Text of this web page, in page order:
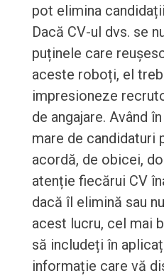
pot elimina
Dacă CV-ul dvs. se
puținele care
aceste roboți, el
impresioneze
de angajare. Având
mare de candidaturi
acordă, de obicei,
atenție fiecărui CV
dacă îl elimină sau
acest lucru, cel mai
să includeți în
informație care vă